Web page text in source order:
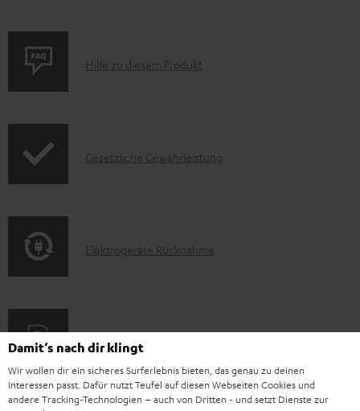
e
d
P
u
A
Hilfe zu diesem Produkt
I
r
t
i
o
n
Gesetzliche Gewährleistung
E
t
r
o
Elektrogeräte Rücknahme
A
u
d
Audio-Lexikon: Fachbegriffe schnell erklärt
Damit‘s nach dir klingt
Wir wollen dir ein sicheres Surferlebnis bieten, das genau zu deinen
Interessen passt. Dafür nutzt Teufel auf diesen Webseiten Cookies und
andere Tracking-Technologien – auch von Dritten - und setzt Dienste zur